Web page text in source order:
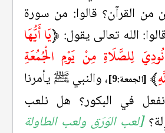
من القرآن؟ قالوا: من سورة
الله تعالى يقول: ﴿يَا أَيُّهَا
نُودِيَ لِلصَّلَاةِ مِنْ يَوْمِ الْجُمُعَةِ
﴾ [الجمعة:9]
، والنبي ﷺ يأمرنا
نفعل في البكور؟ هل نلعب
[لعب الوَرَق ولعب الطاولة